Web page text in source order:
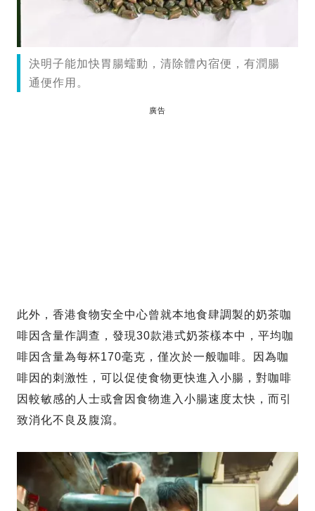
決明子能加快胃腸蠕動，清除體內宿便，有潤腸
通便作用。
廣告
此外，香港食物安全中心曾就本地食肆調製的奶茶咖
啡因含量作調查，發現30款港式奶茶樣本中，平均咖
啡因含量為每杯170毫克，僅次於一般咖啡。因為咖
啡因的刺激性，可以促使食物更快進入小腸，對咖啡
因較敏感的人士或會因食物進入小腸速度太快，而引
致消化不良及腹瀉。